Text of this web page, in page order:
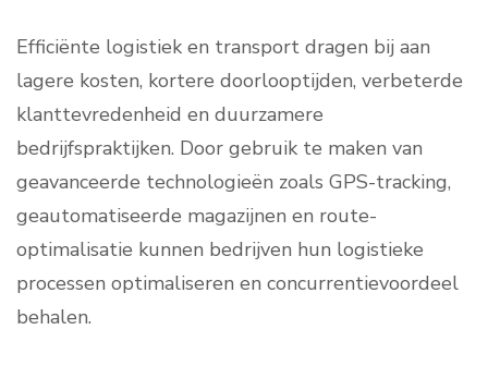
Efficiënte logistiek en transport dragen bij aan
lagere kosten, kortere doorlooptijden, verbeterde
klanttevredenheid en duurzamere
bedrijfspraktijken. Door gebruik te maken van
geavanceerde technologieën zoals GPS-tracking,
geautomatiseerde magazijnen en route-
optimalisatie kunnen bedrijven hun logistieke
processen optimaliseren en concurrentievoordeel
behalen.